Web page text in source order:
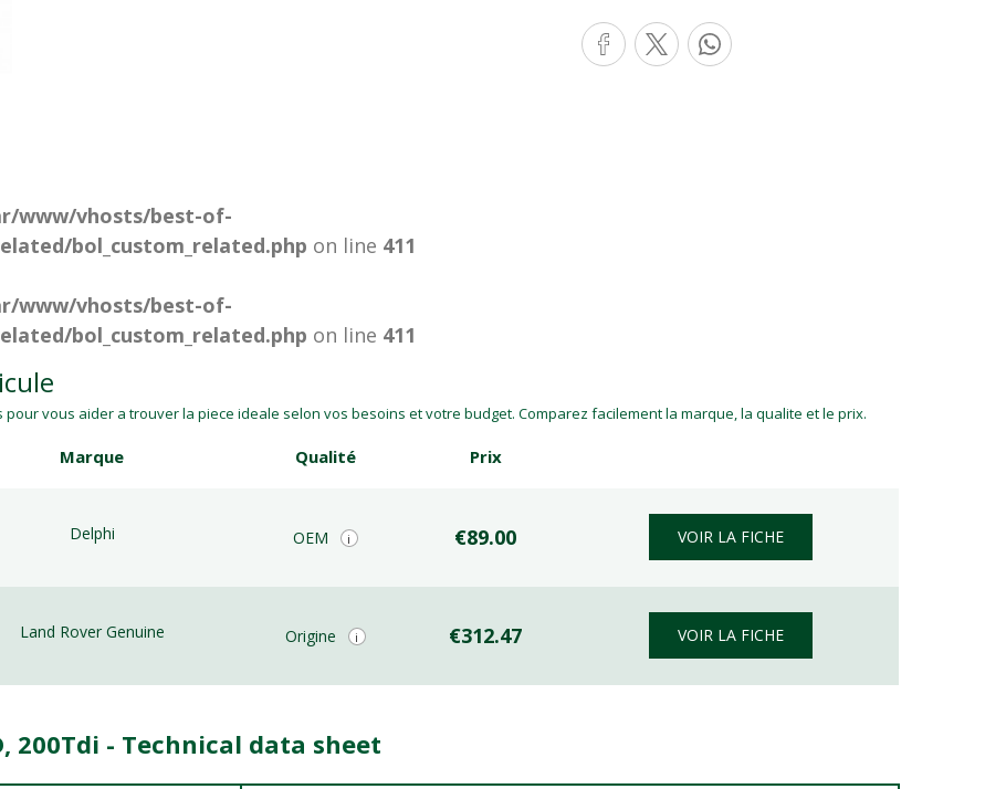
www/vhosts/best-of-
bol_custom_related.php on line 411
www/vhosts/best-of-
bol_custom_related.php on line 411
vous aider a trouver la piece ideale selon vos besoins et votre budget. Comparez facilement la marque, la qualite et le prix.
Marque Qualité Prix
Delphi OEM i €89.00 VOIR LA FICHE
Land Rover Genuine Origine i €312.47 VOIR LA FICHE
200Tdi - Technical data sheet